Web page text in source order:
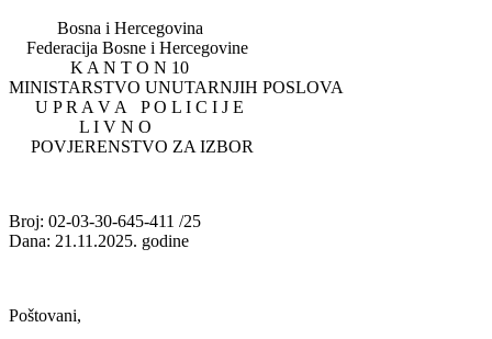
Bosna i Hercegovina
Federacija Bosne i Hercegovine
K A N T O N 10
MINISTARSTVO UNUTARNJIH POSLOVA
U P R A V A P O L I C I J E
L I V N O
POVJERENSTVO ZA IZBOR
Broj: 02-03-30-645-411 /25
Dana: 21.11.2025. godine
Poštovani,